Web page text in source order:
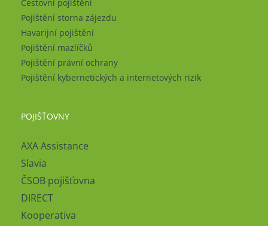
Cestovní pojištění
Pojištění storna zájezdu
Havarijní pojištění
Pojištění mazlíčků
Pojištění právní ochrany
Pojištění kybernetických a internetových rizik
POJIŠŤOVNY
AXA Assistance
Slavia
ČSOB pojišťovna
DIRECT
Kooperativa